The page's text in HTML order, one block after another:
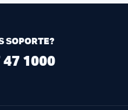
SOPORTE?
47 1000